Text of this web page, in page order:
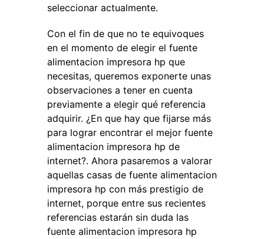
seleccionar actualmente.
Con el fin de que no te equivoques
en el momento de elegir el fuente
alimentacion impresora hp que
necesitas, queremos exponerte unas
observaciones a tener en cuenta
previamente a elegir qué referencia
adquirir. ¿En que hay que fijarse más
para lograr encontrar el mejor fuente
alimentacion impresora hp de
internet?. Ahora pasaremos a valorar
aquellas casas de fuente alimentacion
impresora hp con más prestigio de
internet, porque entre sus recientes
referencias estarán sin duda las
fuente alimentacion impresora hp